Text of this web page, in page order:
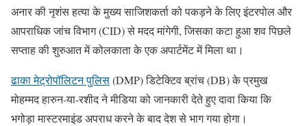
अनार की नृशंस हत्या के मुख्य साजिशकर्ता को पकड़ने के लिए इंटरपोल और
आपराधिक जांच विभाग (CID) से मदद मांगेगी, जिसका कटा हुआ शव पिछले
सप्ताह की शुरुआत में कोलकाता के एक अपार्टमेंट में मिला था।
ढाका मेट्रोपॉलिटन पुलिस(DMP) डिटेक्टिव ब्रांच (DB) के प्रमुख
मोहम्मद हारुन-या-रशीद ने मीडिया को जानकारी देते हुए दावा किया कि
भगोड़ा मास्टरमाइंड अपराध करने के बाद देश से भाग गया होगा।